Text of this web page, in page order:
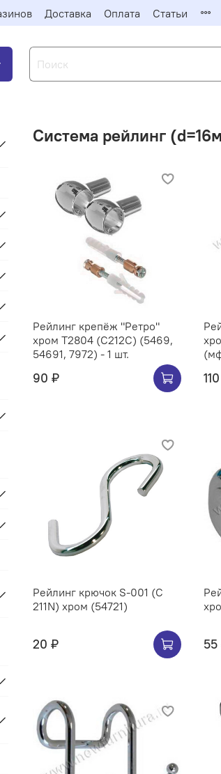
Доставка Оплата Статьи
Система рейлинг
Рейлинг крепёж "Ретро"
хром Т2804 (С212C) (5469,
54691, 7972) - 1 шт.
90 ₽
Рейлинг крючок S-001 (C
211N) хром (54721)
20 ₽ 55